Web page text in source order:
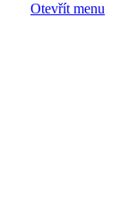
Otevřít menu